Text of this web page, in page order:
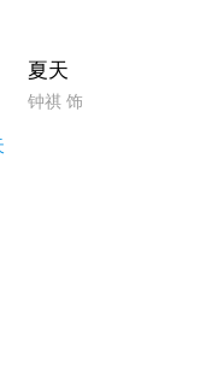
夏天
钟祺 饰